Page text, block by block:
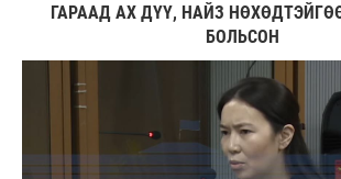
ГАРААД АХ ДҮҮ, НАЙЗ
БОЛЬСОН